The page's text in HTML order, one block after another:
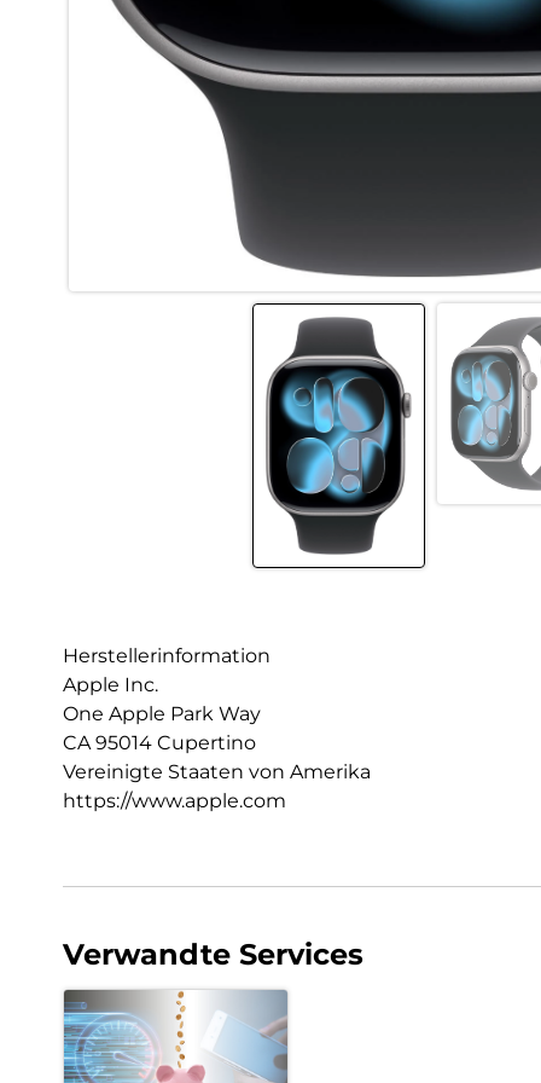
Herstellerinformation
Apple Inc.
One Apple Park Way
CA 95014 Cupertino
Vereinigte Staaten von Amerika
https://www.apple.com
Verwandte Services